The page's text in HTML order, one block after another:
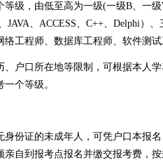
，由低至高为一级(一级B、一级
JAVA、ACCESS、C++、Delphi）
工程师、数据库工程师、软件测
口所在地等限制，可根据本人学
个等级。
证的未成年人，可凭户口本报名
自到报考点报名并缴交报考费，